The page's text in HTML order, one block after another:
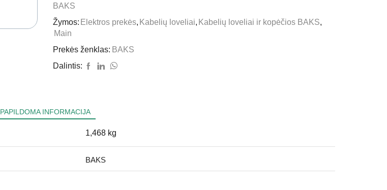
BAKS
Žymos: Elektros prekės, Kabelių loveliai, Kabelių loveliai ir kopėčios BAKS,
Main
Prekės ženklas: BAKS
Dalintis:
PAPILDOMA INFORMACIJA
1,468 kg
BAKS